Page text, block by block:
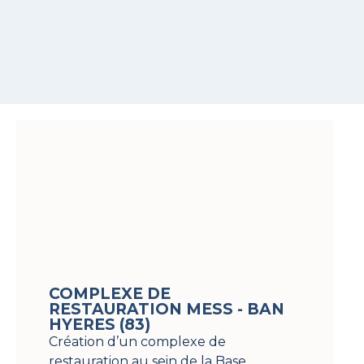
COMPLEXE DE
RESTAURATION MESS - BAN
HYERES (83)
Création d’un complexe de